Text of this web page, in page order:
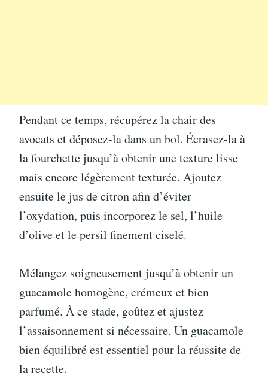
Pendant ce temps, récupérez la chair des
avocats et déposez-la dans un bol. Écrasez-la à
la fourchette jusqu’à obtenir une texture lisse
mais encore légèrement texturée. Ajoutez
ensuite le jus de citron afin d’éviter
l’oxydation, puis incorporez le sel, l’huile
d’olive et le persil finement ciselé.
Mélangez soigneusement jusqu’à obtenir un
guacamole homogène, crémeux et bien
parfumé. À ce stade, goûtez et ajustez
l’assaisonnement si nécessaire. Un guacamole
bien équilibré est essentiel pour la réussite de
la recette.